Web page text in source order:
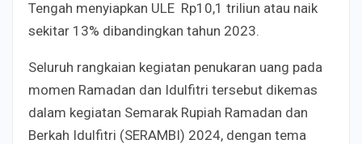
Tengah menyiapkan ULE Rp10,1 triliun atau naik
sekitar 13% dibandingkan tahun 2023.
Seluruh rangkaian kegiatan penukaran uang pada
momen Ramadan dan Idulfitri tersebut dikemas
dalam kegiatan Semarak Rupiah Ramadan dan
Berkah Idulfitri (SERAMBI) 2024, dengan tema